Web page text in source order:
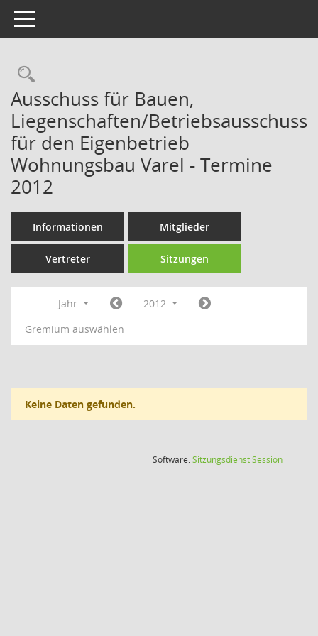
Toggle navigation
Rechercheauswahl
Ausschuss für Bauen,
Liegenschaften/Betriebsausschuss
für den Eigenbetrieb
Wohnungsbau Varel - Termine
2012
Informationen Mitglieder
Vertreter Sitzungen
Jahr
2012
Gremium auswählen
Keine Daten gefunden.
Software:SitzungsdienstSession(Wird in